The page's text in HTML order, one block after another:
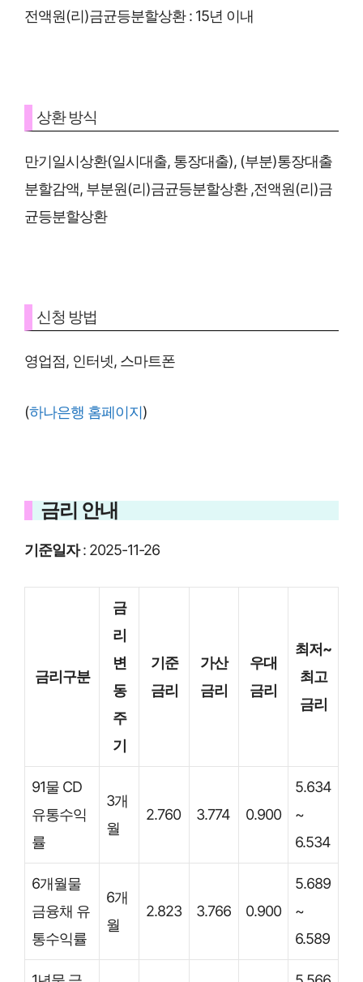
전액원(리)금균등분할상환 : 15년 이내
상환 방식
만기일시상환(일시대출, 통장대출), (부분)통장대출
분할감액, 부분원(리)금균등분할상환 ,전액원(리)금
균등분할상환
신청 방법
영업점, 인터넷, 스마트폰
(하나은행 홈페이지)
금리 안내
기준일자: 2025-11-26
금리구분
금
리
변
동
주
기
기준
금리
가산
금리
우대
금리
최저~
최고
금리
91물 CD
유통수익
률
3개
월
2.760 3.774 0.900
5.634
~
6.534
6개월물
금융채 유
통수익률
6개
월
2.823 3.766 0.900
5.689
~
6.589